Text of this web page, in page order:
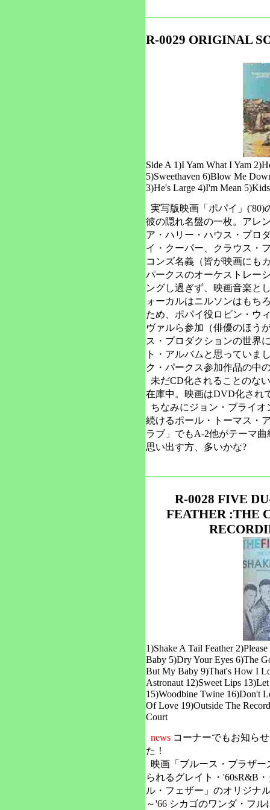
R-0029 ORIGINAL
Side A 1)I Yam What I Yam
5)Sweethaven 6)Blow Me
3)He's Large 4)I'm Mean
実写版映画「ポパイ」('80)
彼の隠れ名盤の一枚。アレ
ア・ハリー・ハウス・プロ
イ・クーパー、クラウス・
コンズ名義（皆が映画にも
パークスのオーケストレー
ングし過ぎず、映画音楽と
ォーカルはニルソンはもち
ため、ポパイ役ロビン・ウ
ヴァルら参加（俳優のほう
ス・プロダクションの世界
ト・アルバムと思っていま
ク・パークス参加作品の中
未だCD化されることのな
在庫中。映画はDVD化され
ちなみにジョン・ブライ
続けるポール・トーマス・
ラブ」でもA-2他がテーマ
思い出す方、多いかな?
R-0028 FIVE
FEATHER :THE
1)Shake A Tail Feather
Baby 5)Dry Your Eyes 6)The
But My Baby 9)That's How I
Astronaut 12)Sweet Lips
15)Woodbine Twine 16)Don't
Of Love 19)Outside The
Court
newsコーナーでもお知ら
た！
映画「ブルース・ブラザ
られるグレイト・'60sR&B
ル・フェザー」のオリジナ
～'66 シカゴのワンダ・フ